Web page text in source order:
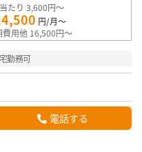
たり 3,600円～
円/月～
費用他 16,500円～
勤務可
電話する